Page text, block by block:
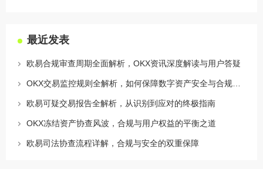
最近发表
欧易合规审查周期全面解析，OKX资讯深度解读与用户答疑
欧易可疑交易报告全解析，从识别到应对的终极指南
OKX冻结资产协查风波，合规与用户权益的平衡之道
欧易司法协查流程详解，合规与安全的双重保障